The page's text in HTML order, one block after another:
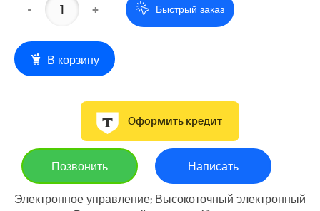
- + Быстрый заказ
В корзину
Оформить кредит
Позвонить Написать
Электронное управление; Высокоточный электронный